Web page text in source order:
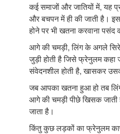
कई समाजों और जातियों में, यह
और बचपन में ही की जाती है।
होने पर भी खतना करवाना पसंद
आगे की चमड़ी, लिंग के अगले
जुड़ी होती है जिसे फ्रेनुलम कहा
संवेदनशील होती है, खासकर
जब आपका खतना हुआ हो तब
आगे की चमड़ी पीछे खिसक
जाता है।
किंतु कुछ लड़कों का फ्रेनुलम